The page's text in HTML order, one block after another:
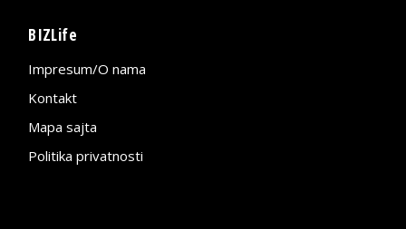
BIZLife
Impresum/O nama
Kontakt
Mapa sajta
Politika privatnosti